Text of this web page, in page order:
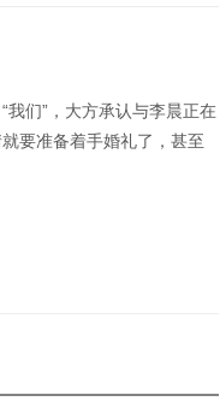
们”，大方承认与李晨正在
要准备着手婚礼了，甚至